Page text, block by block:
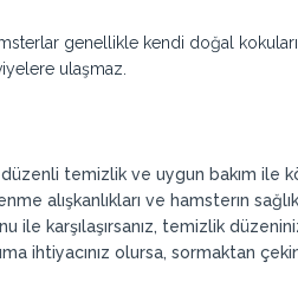
genellikle kendi doğal
ulaşmaz.
temizlik ve uygun bakım ile
alışkanlıkları ve hamsterın
ile karşılaşırsanız, temizlik
ihtiyacınız olursa, sormaktan